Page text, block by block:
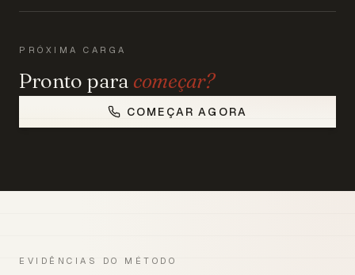
PRÓXIMA CARGA
Pronto para começar?
COMEÇAR AGORA
EVIDÊNCIAS DO MÉTODO